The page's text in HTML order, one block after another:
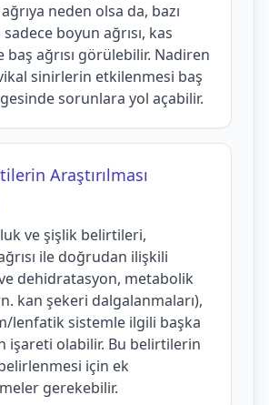
neden olsa da, bazı
boyun ağrısı, kas
baş ağrısı görülebilir. Nadiren
sinirlerin etkilenmesi baş
sorunlara yol açabilir.
Araştırılması
ve şişlik belirtileri,
ile doğrudan ilişkili
dehidratasyon, metabolik
kan şekeri dalgalanmaları),
lenfatik sistemle ilgili başka
işareti olabilir. Bu belirtilerin
için ek
gerekebilir.